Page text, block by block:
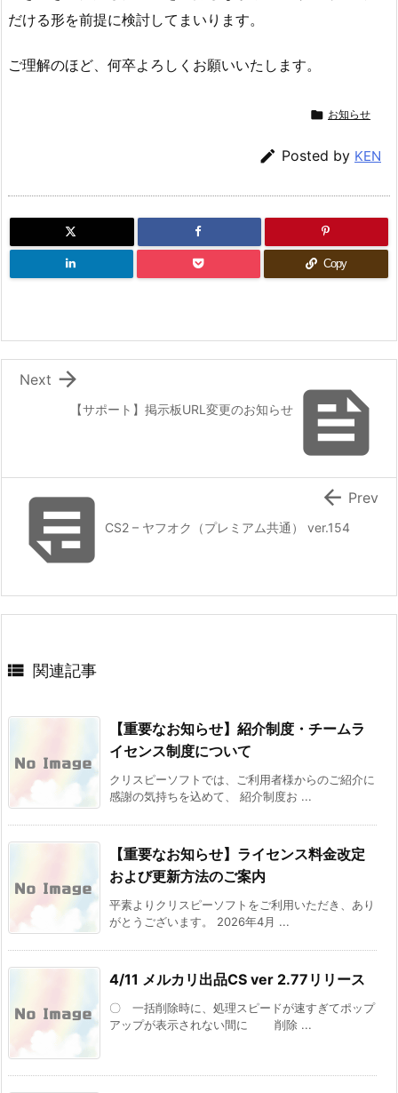
だける形を前提に検討してまいります。
ご理解のほど、何卒よろしくお願いいたします。
 お知らせ
 Posted by KEN
Copy

【サポート】掲示板URL変更のお知らせ

Next
CS2 – ヤフオク（プレミアム共通） ver.154
 Prev
 関連記事
【重要なお知らせ】紹介制度・チームラ
イセンス制度について
クリスピーソフトでは、ご利用者様からのご紹介に
感謝の気持ちを込めて、 紹介制度お ...
【重要なお知らせ】ライセンス料金改定
および更新方法のご案内
平素よりクリスピーソフトをご利用いただき、あり
がとうございます。 2026年4月 ...
4/11 メルカリ出品CS ver 2.77リリース
〇 一括削除時に、処理スピードが速すぎてポップ
アップが表示されない間に 削除 ...